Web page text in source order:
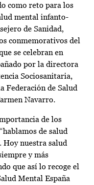
como reto para los
mental infanto-
de Sanidad,
conmemorativos del
se celebran en
por la directora
Sociosanitaria,
Federación de Salud
Navarro.
de los
de salud
nuestra salud
y más
que así lo recoge el
Mental España